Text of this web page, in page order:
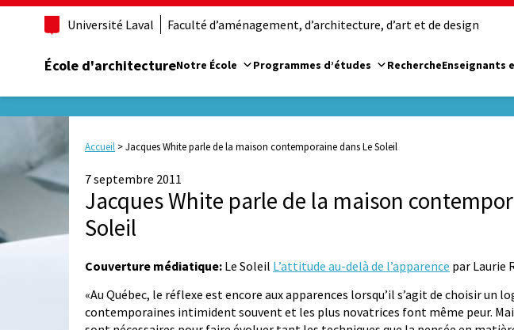
Université Laval Faculté d’aménagement, d’architecture, d’art et de design
École d'architectureNotre École Programmes d’études RechercheEnseignants
Accueil >Jacques White parle de la maison contemporaine dans Le Soleil
7 septembre 2011
Jacques White parle de la maison
Soleil
Couverture médiatique: Le Soleil L’attitude au-delà de l’apparence par Laurie
«Au Québec, le réflexe est encore aux apparences lorsqu’il s’agit de choisir un
contemporaines intimident souvent et les plus novatrices font même peur.